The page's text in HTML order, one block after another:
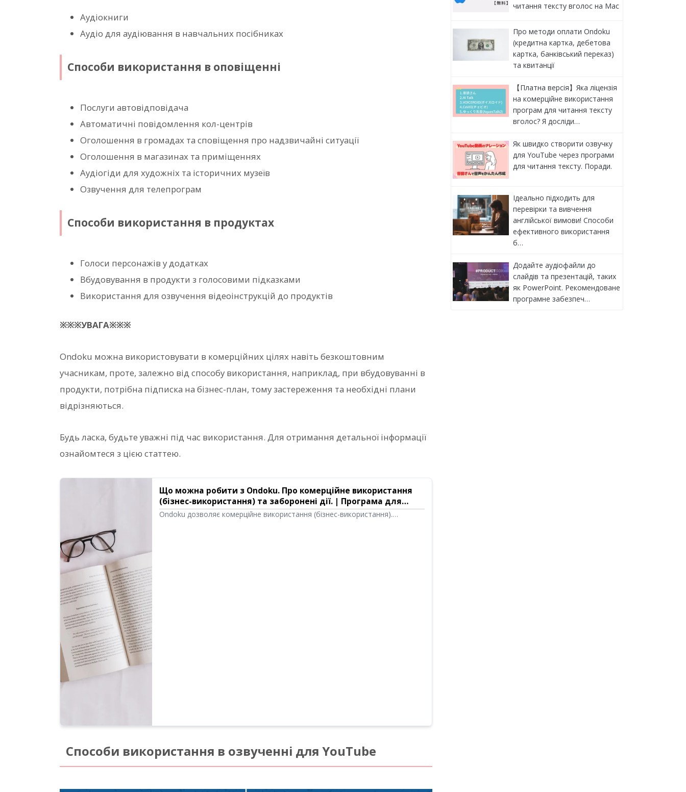
Аудіокниги
Аудіо для аудіювання в навчальних посібниках
Способи використання в оповіщенні
Послуги автовідповідача
Автоматичні повідомлення кол-центрів
Оголошення в громадах та сповіщення про надзвичайні ситуації
Оголошення в магазинах та приміщеннях
Аудіогіди для художніх та історичних музеїв
Озвучення для телепрограм
Способи використання в продуктах
Голоси персонажів у додатках
Вбудовування в продукти з голосовими підказками
Використання для озвучення відеоінструкцій до продуктів
※※※УВАГА※※※
Ondoku можна використовувати в комерційних цілях навіть безкоштовним
учасникам, проте, залежно від способу використання, наприклад, при вбудовуванні в
продукти, потрібна підписка на бізнес-план, тому застереження та необхідні плани
відрізняються.
Будь ласка, будьте уважні під час використання. Для отримання детальної інформації
ознайомтеся з цією статтею.
Що можна робити з Ondoku. Про комерційне використання
(бізнес-використання) та заборонені дії. | Програма для
озвучування тексту Ondoku
Ondoku дозволяє комерційне використання (бізнес-використання).
Способи використання в озвученні для YouTube
читання тексту вголос на Mac
Про методи оплати Ondoku
(кредитна картка, дебетова
картка, банківський переказ)
та квитанції
【Платна версія】Яка ліцензія
на комерційне використання
програм для читання тексту
вголос? Я досліди…
Як швидко створити озвучку
для YouTube через програми
для читання тексту. Поради.
Ідеально підходить для
перевірки та вивчення
англійської вимови! Способи
ефективного використання
б…
Додайте аудіофайли до
слайдів та презентацій, таких
як PowerPoint. Рекомендоване
програмне забезпеч…